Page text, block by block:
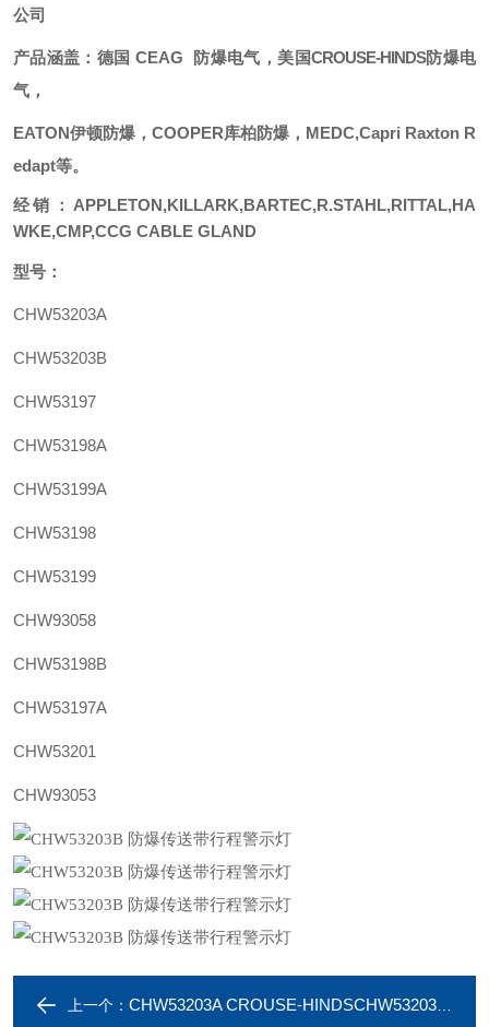
公司
产品涵盖：德国 CEAG 防爆电气，美国CROUSE-HINDS防爆电
气，
EATON伊顿防爆， COOPER库柏防爆， MEDC,Capri Raxton R
edapt等。
经销： APPLETON,KILLARK,BARTEC,R.STAHL,RITTAL,HA
WKE,CMP,CCG CABLE GLAND
型号：
CHW53203A
CHW53203B
CHW53197
CHW53198A
CHW53199A
CHW53198
CHW53199
CHW93058
CHW53198B
CHW53197A
CHW53201
CHW93053
上一个： CHW53203A CROUSE-HINDSCHW53203A 防爆行程警示灯